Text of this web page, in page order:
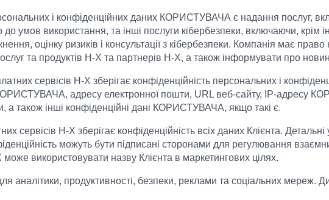
і конфіденційних даних КОРИСТУВАЧА є надання послуг,
до умов використання, та інші послуги кібербезпеки, включаючи, крім
оцінку ризиків і консультації з кібербезпеки. Компанія має
та продуктів H-X та партнерів H-X, а також інформувати про
сервісів H-X зберігає конфіденційність персональних і
адресу електронної пошти, URL веб-сайту, IP-адресу
а також інші конфіденційні дані КОРИСТУВАЧА, якщо такі є.
сервісів H-X зберігає конфіденційність всіх даних Клієнта.
можуть бути підписані сторонами для регулювання
використовувати назву Клієнта в маркетингових цілях.
аналітики, продуктивності, безпеки, реклами та соціальних мереж.